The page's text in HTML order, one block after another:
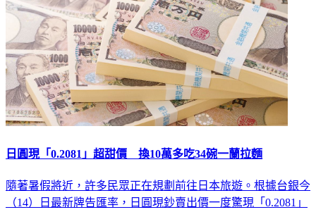
日圓現「0.2081」超甜價 換10萬多吃34碗一蘭拉麵
隨著暑假將近，許多民眾正在規劃前往日本旅遊。根據台銀今
（14）日最新牌告匯率，日圓現鈔賣出價一度驚現「0.2081」